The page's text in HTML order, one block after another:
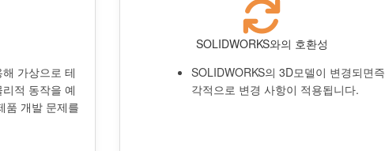
가상으로 테
적 동작을 예
품 개발 문제를
SOLIDWORKS와의 호환성
SOLIDWORKS의 3D모델이 변경되면즉
각적으로 변경 사항이 적용됩니다.